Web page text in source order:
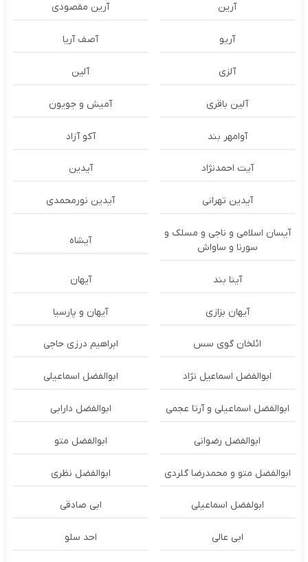
آرین آرین مقصودی
آریو آصف آریا
آلزی آلین
آلین باقری آمیش و جویون
آوامهر بند آکو آزاد
آیت احمدنژاد آیدین
آیدین تهرانی آیدین نورمحمدی
آیسان اسلامی و ناجی و مسلک و
سورنا و ساواش
آیشاه
آینا بند آیهان
آیهان بزازی آیهان و پارسیا
ائلخان گوی سس ابراهیم درزی حاجی
ابوالفضل اسماعیل نژاد ابوالفضل اسماعیلی
ابوالفضل اسماعیلی و آرتا عجمی ابوالفضل دارابی
ابوالفضل رضوانی ابوالفضل متو
ابوالفضل متو و محمدرضا گلردی ابوالفضل نظری
ابولفضل اسماعیلی ابی صادقی
ابی عالی احد سلو